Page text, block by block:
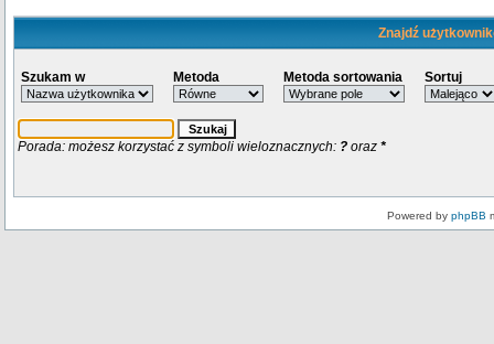
Znajdź
Szukam w Metoda Metoda sortowania Sortuj
Porada: możesz korzystać z symboli wieloznacznych: ? oraz *
Powered by phpBB